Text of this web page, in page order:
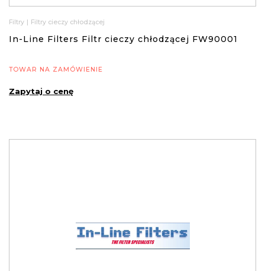
Filtry | Filtry cieczy chłodzącej
In-Line Filters Filtr cieczy chłodzącej FW90001
TOWAR NA ZAMÓWIENIE
Zapytaj o cenę